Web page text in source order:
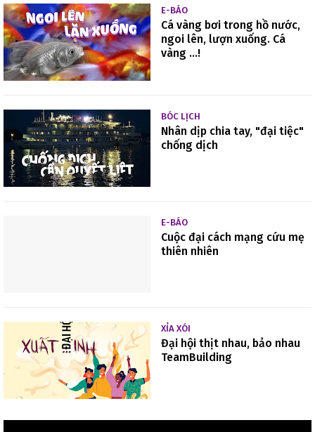
E-BÁO
Cá vàng bơi trong hồ nước,
ngoi lên, lượn xuống. Cá
vàng ...!
BÓC LỊCH
Nhân dịp chia tay, "đại tiệc"
chống dịch
E-BÁO
Cuộc đại cách mạng cứu mẹ
thiên nhiên
XỈA XÓI
Đại hội thịt nhau, bảo nhau
TeamBuilding